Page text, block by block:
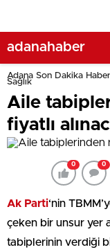
adanahaber
Adana Son Dakika
Sağlık
Aile
fiyatlı
0 0
Ak Parti‘nin
çeken bir unsur yer
tabiplerinin verdiği